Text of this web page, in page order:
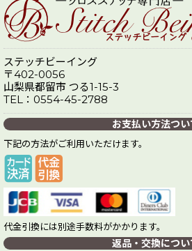
ステッチビーイング
〒402-0056
山梨県都留市 つる1-15-3
TEL：0554-45-2788
お支払い方法つい
下記の方法がご利用いただけます。
代金引換には別途手数料がかかります。
返品・交換につい